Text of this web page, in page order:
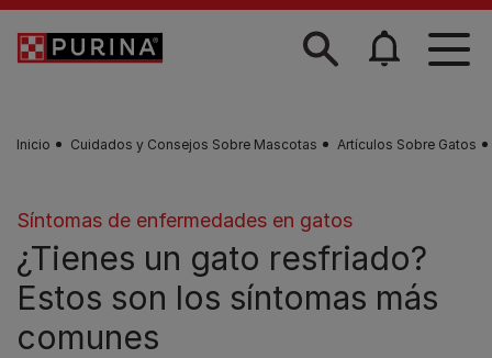
Skip to main content
Inicio Cuidados y Consejos Sobre Mascotas Artículos Sobre Gatos
Síntomas de enfermedades en gatos
¿Tienes un gato resfriado?
Estos son los síntomas más
comunes